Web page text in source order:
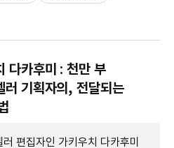
다카후미 : 천만 부
러 기획자의, 전달되는
편집자인 가키우치 다카후미